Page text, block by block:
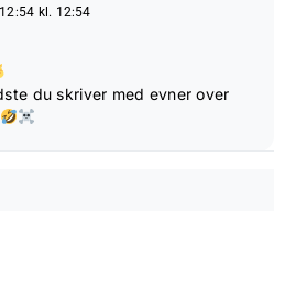
kl. 12:54
du skriver med evner over